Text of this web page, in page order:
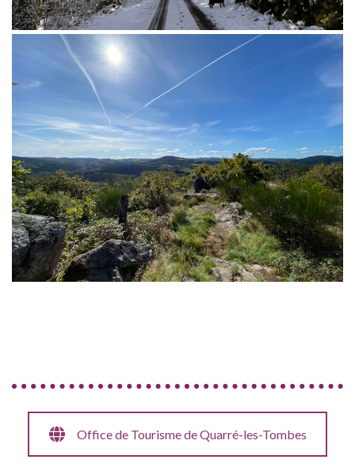
Office de Tourisme de Quarré-les-Tombes